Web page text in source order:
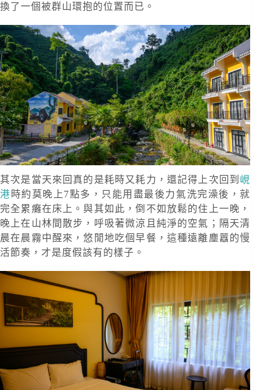
換了一個被群山環抱的位置而已。
其次是當天來回真的是耗時又耗力，還記得上次回到 峴
港 時約莫晚上7點多，只能用盡最後力氣洗完澡後，就
完全累癱在床上。與其如此，倒不如放鬆的住上一晚，
晚上在山林間散步，呼吸著微涼且純淨的空氣；隔天清
晨在晨霧中醒來，悠閒地吃個早餐，這種遠離塵囂的慢
活節奏，才是度假該有的樣子。